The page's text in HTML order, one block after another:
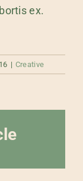
ex.
| Creative